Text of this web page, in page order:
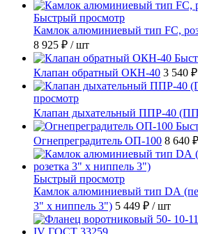
Быстрый просмотр
Камлок алюминиевый тип FC,
8 925 ₽ / шт
Клапан обратный ОКН-40 3 540 ₽
просмотр
Клапан дыхательный ППР-40
Огнепреградитель ОП-100 8 640 ₽
Быстрый просмотр
Камлок алюминиевый тип DА
3" х ниппель 3") 5 449 ₽ / шт